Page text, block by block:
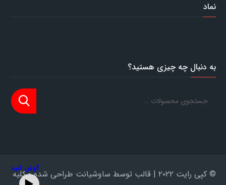
گوش کنید
نماد
به دنبال چه چیزی هستید؟
© کپی رایت ۲۰۲۲ | قالب توسط ساوشیانت طراحی شده - کلیه